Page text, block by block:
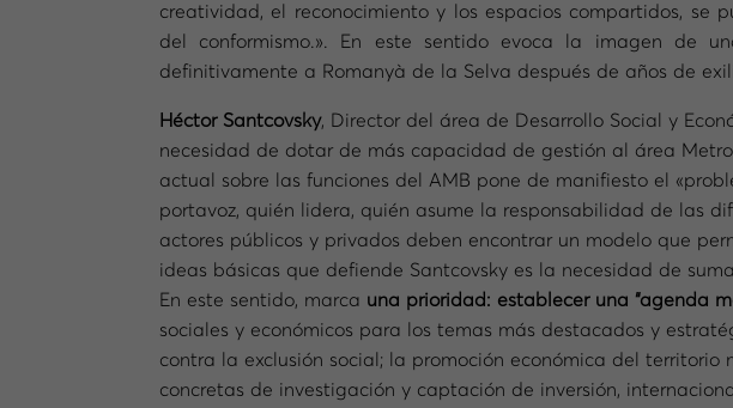
creatividad, el reconocimiento y los espacios compartidos, se
del conformismo.». En este sentido evoca la imagen de
definitivamente a Romanyà de la Selva después de años de
Héctor Santcovsky, Director del área de Desarrollo Social y
necesidad de dotar de más capacidad de gestión al área
actual sobre las funciones del AMB pone de manifiesto el
portavoz, quién lidera, quién asume la responsabilidad de las
actores públicos y privados deben encontrar un modelo que
ideas básicas que defiende Santcovsky es la necesidad de
En este sentido, marca una prioridad: establecer una “agenda
sociales y económicos para los temas más destacados y
contra la exclusión social; la promoción económica del
concretas de investigación y captación de inversión,